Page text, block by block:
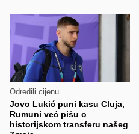
Odredili cijenu
Jovo Lukić puni kasu Cluja,
Rumuni već pišu o
historijskom transferu našeg